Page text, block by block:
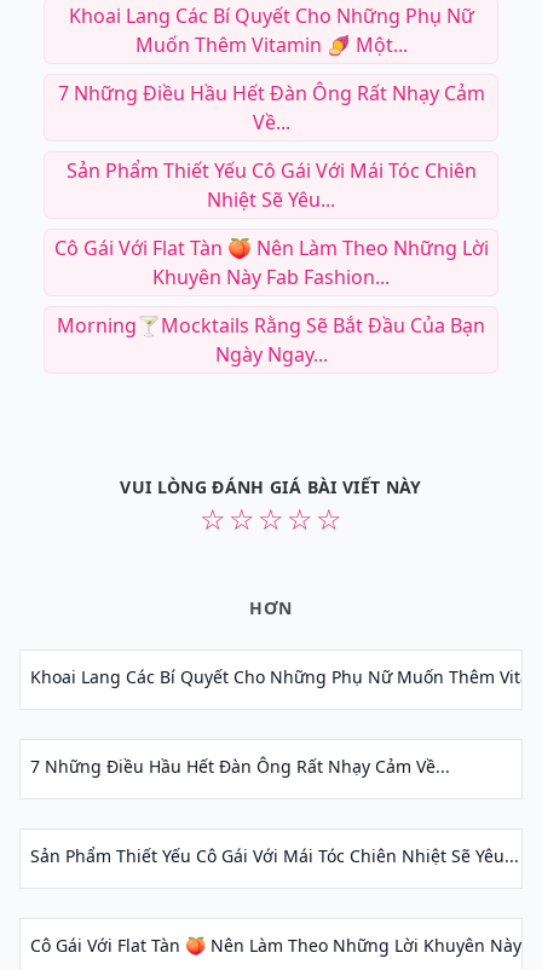
Khoai Lang Các Bí Quyết Cho Những Phụ Nữ
Muốn Thêm Vitamin 🍠 Một...
7 Những Điều Hầu Hết Đàn Ông Rất Nhạy Cảm
Về...
Sản Phẩm Thiết Yếu Cô Gái Với Mái Tóc Chiên
Nhiệt Sẽ Yêu...
Cô Gái Với Flat Tàn 🍑 Nên Làm Theo Những Lời
Khuyên Này Fab Fashion...
Morning🍸Mocktails Rằng Sẽ Bắt Đầu Của Bạn
Ngày Ngay...
VUI LÒNG ĐÁNH GIÁ BÀI VIẾT NÀY
☆
☆
☆
☆
☆
HƠN
Khoai Lang Các Bí Quyết Cho Những Phụ Nữ Muốn Thêm
7 Những Điều Hầu Hết Đàn Ông Rất Nhạy Cảm Về...
Sản Phẩm Thiết Yếu Cô Gái Với Mái Tóc Chiên Nhiệt Sẽ Yêu...
Cô Gái Với Flat Tàn 🍑 Nên Làm Theo Những Lời Khuyên Này